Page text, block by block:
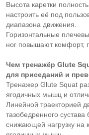
Высота каретки
настроить её под
диапазона движения.
Горизонтальные
ног повышают комфорт,
Чем тренажёр Glute
для приседаний и
Тренажер Glute Squat
ягодичных мышц и
Линейной траекторией
тазобедренного
снижающей нагрузку на